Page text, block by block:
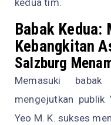
kedua tim.
Babak Kedua:
Kebangkitan
Salzburg
Memasuki
mengejutkan
Yeo M. K. sukses